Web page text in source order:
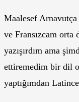
Maalesef Arnavutça
ve Fransızcam orta
yazışırdım ama
ettiremedim bir dil
yaptığımdan